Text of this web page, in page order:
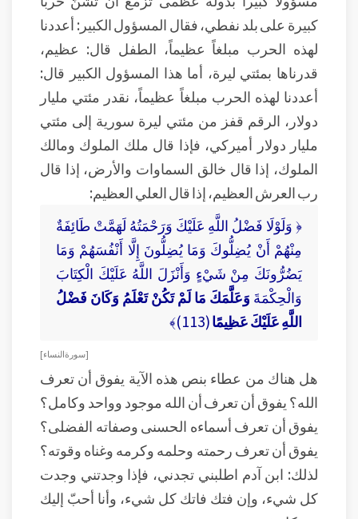
كبيرة على بلد نفطي، فقال المسؤول الكبير: أعددنا
لهذه الحرب مبلغاً عظيماً، الطفل قال: عظيم،
قدرناها بمئتي ليرة، أما هذا المسؤول الكبير قال:
أعددنا لهذه الحرب مبلغاً عظيماً، نقدر مئتي مليار
دولار، الرقم قفز من مئتي ليرة سورية إلى مئتي
مليار دولار أميركي، فإذا قال ملك الملوك ومالك
الملوك، إذا قال خالق السماوات والأرض، إذا قال
رب العرش العظيم، إذا قال العلي العظيم:
﴿ وَلَوْلَا فَضْلُ اللَّهِ عَلَيْكَ وَرَحْمَتُهُ لَهَمَّتْ طَائِفَةٌ
مِنْهُمْ أَنْ يُضِلُّوكَ وَمَا يُضِلُّونَ إِلَّا أَنْفُسَهُمْ وَمَا
يَضُرُّونَكَ مِنْ شَيْءٍ وَأَنْزَلَ اللَّهُ عَلَيْكَ الْكِتَابَ
وَالْحِكْمَةَ وَعَلَّمَكَ مَا لَمْ تَكُنْ تَعْلَمُ وَكَانَ فَضْلُ
اللَّهِ عَلَيْكَ عَظِيمًا(113)﴾
[ سورة النساء ]
هل هناك من عطاء بنص هذه الآية يفوق أن تعرف
الله؟ يفوق أن تعرف أن الله موجود وواحد وكامل؟
يفوق أن تعرف أسماءه الحسنى وصفاته الفضلى؟
يفوق أن تعرف رحمته وحلمه وكرمه وغناه وقوته؟
لذلك: ابن آدم اطلبني تجدني، فإذا وجدتني وجدت
كل شيء، وإن فتك فاتك كل شيء، وأنا أحبّ إليك